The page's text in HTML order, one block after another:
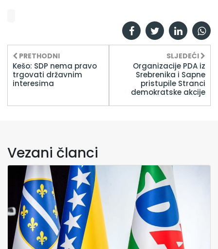
PRETHODNI
Kešo: SDP nema pravo
trgovati državnim
interesima
SLJEDEĆI
Organizacije PDA iz
Srebrenika i Sapne
pristupile Stranci
demokratske akcije
Vezani članci